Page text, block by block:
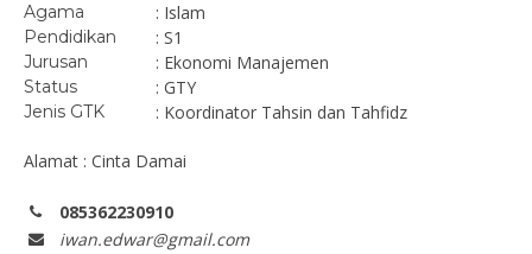
Agama : Islam
Pendidikan : S1
Jurusan : Ekonomi Manajemen
Status : GTY
Jenis GTK : Koordinator Tahsin dan Tahfidz
Alamat : Cinta Damai
085362230910
iwan.edwar@gmail.com